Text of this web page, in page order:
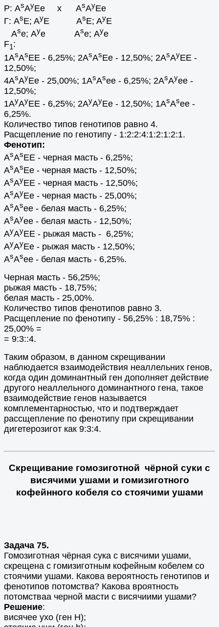
Р: AsAyEe x AsAyEe
Г: AsE; AyE AsE; AyE
Asе; Aye Asе; Aye
F1:
1AsAsEE - 6,25%; 2AsAsEe - 12,50%; 2AsAyEE -
12,50%;
4AsAyEe - 25,00%; 1AsAsee - 6,25%; 2AsAyee -
12,50%;
1AyAyEE - 6,25%; 2AyAyEe - 12,50%; 1AsAsee -
6,25%.
Количество типов генотипов равно 4.
Расщепление по генотипу - 1:2:2:4:1:2:1:2:1.
Фенотип:
AsAsEE - черная масть - 6,25%;
AsAsEe - черная масть - 12,50%;
AsAyEE - черная масть - 12,50%;
AsAyEe - черная масть - 25,00%;
AsAsee - белая масть - 6,25%;
AsAyee - белая масть - 12,50%;
AyAyEE - рыжая масть - 6,25%;
AyAyEe - рыжая масть - 12,50%;
AsAsee - белая масть - 6,25%.
Черная масть - 56,25%;
рыжая масть - 18,75%;
белая масть - 25,00%.
Количество типов фенотипов равно 3.
Расщепление по фенотипу - 56,25% : 18,75% :
25,00% =
= 9:3::4.
Таким образом, в данном скрещивании
наблюдается взаимодействия неаллельних генов,
когда один доминантный ген дополняет действие
другого неаллельного доминантного гена, такое
взаимодействие генов называется
комплементарностью, что и подтверждает
рассщепление по фенотипу при скрещивании
дигетерозигот как 9:3:4.
Скрещивание гомозиготной чёрной суки с
висячими ушами и гомизиготного
кофейнного кобеля со стоячими ушами
Задача 75.
Гомозиготная чёрная сука с висячими ушами,
скрещена с гомизиготным кофейным кобелем со
стоячими ушами. Какова вероятность генотипов и
фенотипов потомства? Какова вроятность
потомстваа черной масти с висячиими ушами?
Решение:
висячее ухо (ген H);